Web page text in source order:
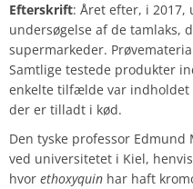
Efterskrift: Året efter, i 2017,
undersøgelse af de tamlaks,
supermarkeder.
Samtlige testede produkter
enkelte tilfælde var indholdet
der er tilladt i kød.
Den tyske professor Edmund
ved universitetet i Kiel,
hvor ethoxyquin har haft